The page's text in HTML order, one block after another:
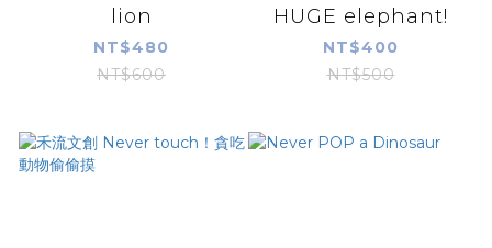
lion
NT$480
NT$600
HUGE elephant!
NT$400
NT$500